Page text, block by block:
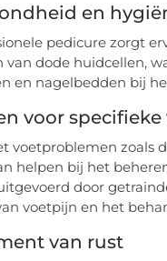
en
pedicure zorgt
van dode huidcellen,
en nagelbedden bij
voor
voetproblemen zoals
helpen bij het
door
voetpijn en het
van rust